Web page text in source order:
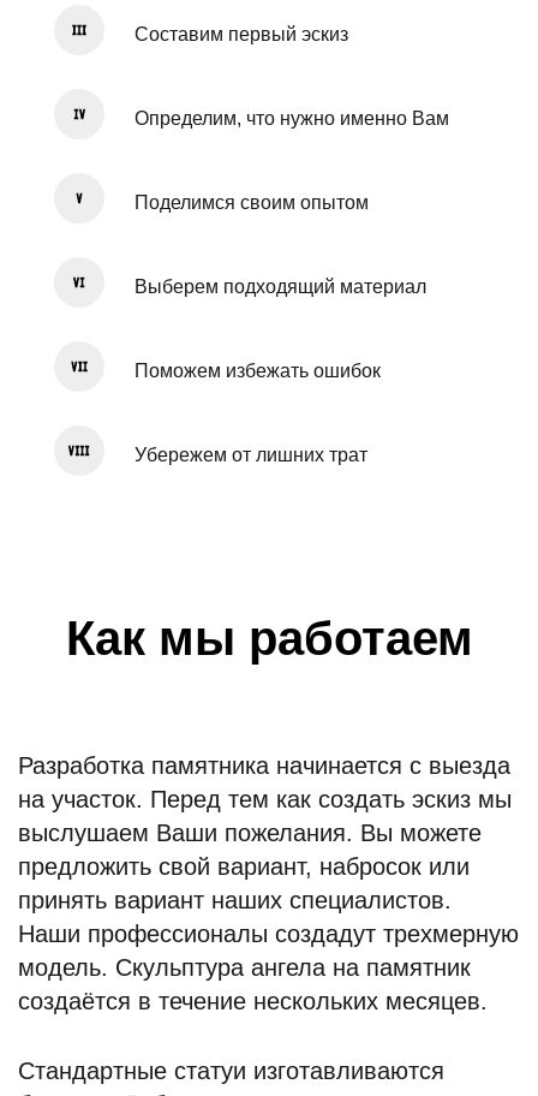
Составим первый эскиз
Определим, что нужно именно Вам
Поделимся своим опытом
Выберем подходящий материал
Поможем избежать ошибок
Убережем от лишних трат
Как мы работаем
Разработка памятника начинается с выезда
на участок. Перед тем как создать эскиз мы
выслушаем Ваши пожелания. Вы можете
предложить свой вариант, набросок или
принять вариант наших специалистов.
Наши профессионалы создадут трехмерную
модель. Скульптура ангела на памятник
создаётся в течение нескольких месяцев.
Стандартные статуи изготавливаются